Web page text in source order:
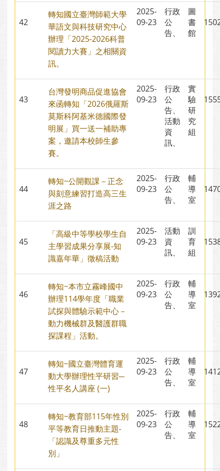
42
轉知國立臺灣師範大學
華語文與科技研究中心
辦理「2025-2026科普
閱讀力大賽」之相關資
訊。
2025-
09-23
行政
公
告、
圖
書
館
43
台灣發明商品促進協會
來函轉知「2026俄羅斯
莫斯科阿基米德國際發
明展」買一送一補助專
案，邀請本校師生參
賽。
2025-
09-23
行政
公
告、
活動
資
訊、
實
驗
研
究
組
44
轉知~公開觀課－正念
與刻意練習打造高三生
涯之路
2025-
09-23
行政
公
告、
輔
導
室
45
「高級中等學校學生自
主學習成果分享展-知
識嘉年華」徵稿活動
2025-
09-23
活動
資
訊、
訓
育
組
46
轉知~本市立霧峰國中
辦理114學年度「職業
試探與體驗示範中心－
動力機械群及醫護群職
探課程」活動。
2025-
09-23
行政
公
告、
輔
導
室
47
轉知~國立臺灣體育運
動大學辦理性平研習─
性平名人講座 (一)
2025-
09-23
行政
公
告、
輔
導
室
48
轉知~教育部115年性別
平等教育日推動主題-
「認識及尊重多元性
別」
2025-
09-23
行政
公
告、
輔
導
室